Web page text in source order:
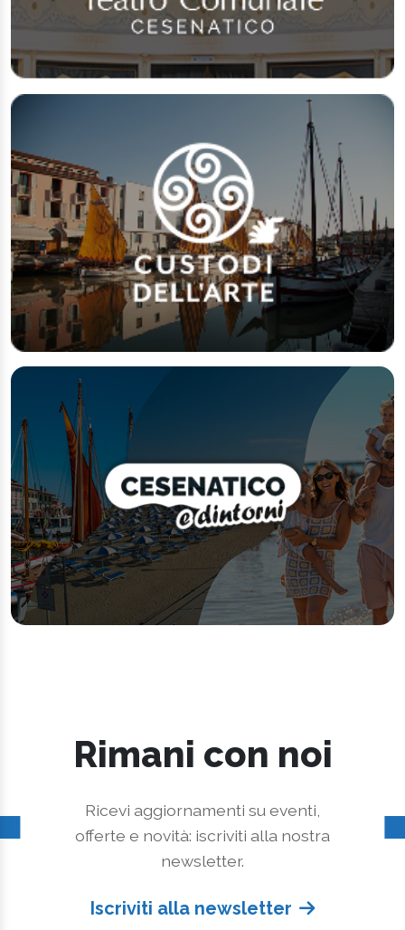
Rimani con noi
Ricevi aggiornamenti su eventi,
offerte e novità: iscriviti alla nostra
newsletter.
Iscriviti alla newsletter